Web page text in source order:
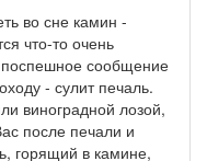
во сне камин -
что-то очень
сообщение
- сулит печаль.
виноградной лозой,
после печали и
горящий в камине,